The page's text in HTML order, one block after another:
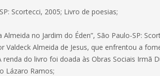
Scortecci, 2005; Livro de poesias;
no Jardim do Éden”, São Paulo-SP:
Valdeck Almeida de Jesus, que enfrentou a
do livro foi doada às Obras Sociais Irmã
Lázaro Ramos;